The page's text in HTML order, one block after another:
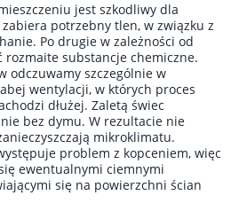
jest szkodliwy dla
potrzebny tlen, w związku z
Po drugie w zależności od
rozmaite substancje chemiczne.
odczuwamy szczególnie w
wentylacji, w których proces
dłużej. Zaletą świec
bez dymu. W rezultacie nie
mikroklimatu.
problem z kopceniem, więc
ewentualnymi ciemnymi
się na powierzchni ścian